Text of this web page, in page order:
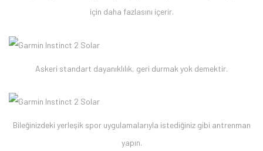
için daha fazlasını içerir.
Askeri standart dayanıklılık, geri durmak yok demektir.
Bileğinizdeki yerleşik spor uygulamalarıyla istediğiniz gibi antrenman
yapın.